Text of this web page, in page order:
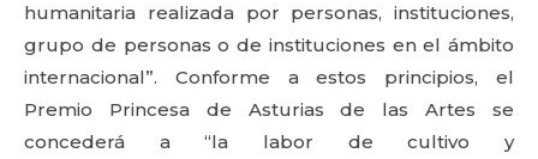
humanitaria realizada por personas, instituciones,
grupo de personas o de instituciones en el ámbito
internacional”. Conforme a estos principios, el
Premio Princesa de Asturias de las Artes se
concederá a “la labor de cultivo y